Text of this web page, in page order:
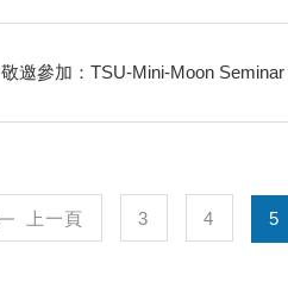
敬邀參加：TSU-Mini-Moon
上一頁 3 4 5